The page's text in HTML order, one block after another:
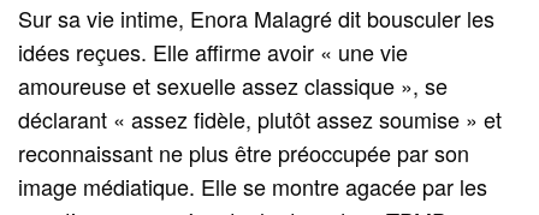
Sur sa vie intime, Enora Malagré dit bousculer les
idées reçues. Elle affirme avoir « une vie
amoureuse et sexuelle assez classique », se
déclarant « assez fidèle, plutôt assez soumise » et
reconnaissant ne plus être préoccupée par son
image médiatique. Elle se montre agacée par les